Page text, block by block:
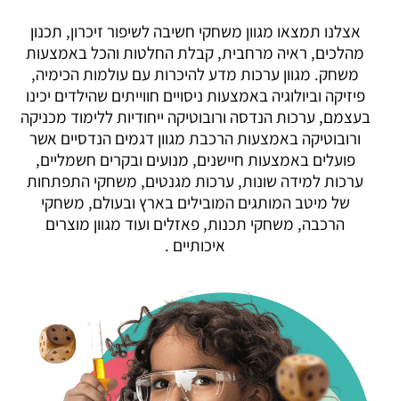
אצלנו תמצאו מגוון משחקי חשיבה לשיפור זיכרון, תכנון
מהלכים, ראיה מרחבית, קבלת החלטות והכל באמצעות
משחק. מגוון ערכות מדע להיכרות עם עולמות הכימיה,
פיזיקה וביולוגיה באמצעות ניסויים חווייתים שהילדים יכינו
בעצמם, ערכות הנדסה ורובוטיקה ייחודיות ללימוד מכניקה
ורובוטיקה באמצעות הרכבת מגוון דגמים הנדסיים אשר
פועלים באמצעות חיישנים, מנועים ובקרים חשמליים,
ערכות למידה שונות, ערכות מגנטים, משחקי התפתחות
של מיטב המותגים המובילים בארץ ובעולם, משחקי
הרכבה, משחקי תכנות, פאזלים ועוד מגוון מוצרים
איכותיים .